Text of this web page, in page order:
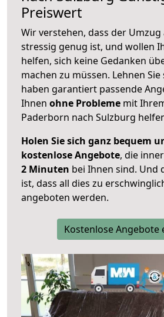
Preiswert
Wir verstehen, dass der Umzug
stressig genug ist, und wollen
helfen, sich keine Gedanken
machen zu müssen. Lehnen
haben garantiert passende
Ihnen ohne Probleme mit
Paderborn nach Sulzburg
Holen Sie sich ganz bequem
kostenlose Angebote, die
2 Minuten bei Ihnen sind. Und
ist, dass all dies zu
angeboten werden.
Kostenlose Angebote